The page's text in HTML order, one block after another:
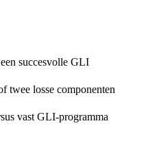
succesvolle GLI
twee losse componenten
vast GLI-programma